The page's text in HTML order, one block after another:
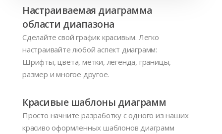
Настраиваемая диаграмма
области диапазона
Сделайте свой график красивым. Легко
настраивайте любой аспект диаграмм:
Шрифты, цвета, метки, легенда, границы,
размер и многое другое.
Красивые шаблоны диаграмм
Просто начните разработку с одного из наших
красиво оформленных шаблонов диаграмм